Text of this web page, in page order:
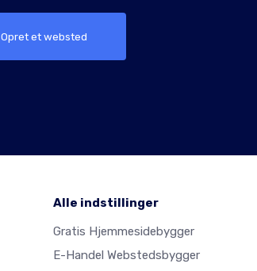
Opret et websted
Alle indstillinger
Gratis Hjemmesidebygger
E-Handel Webstedsbygger